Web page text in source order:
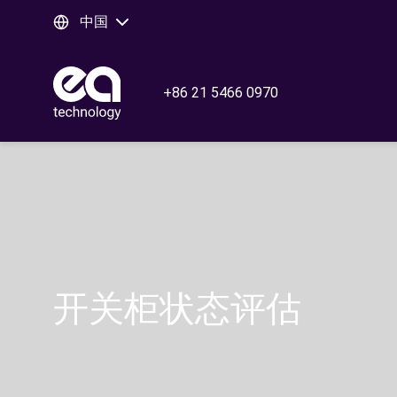
中国
+86 21 5466 0970
开关柜状态评估